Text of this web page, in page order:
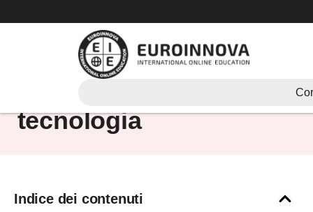
al
il corretto uso della
tecnologia
Indice dei contenuti